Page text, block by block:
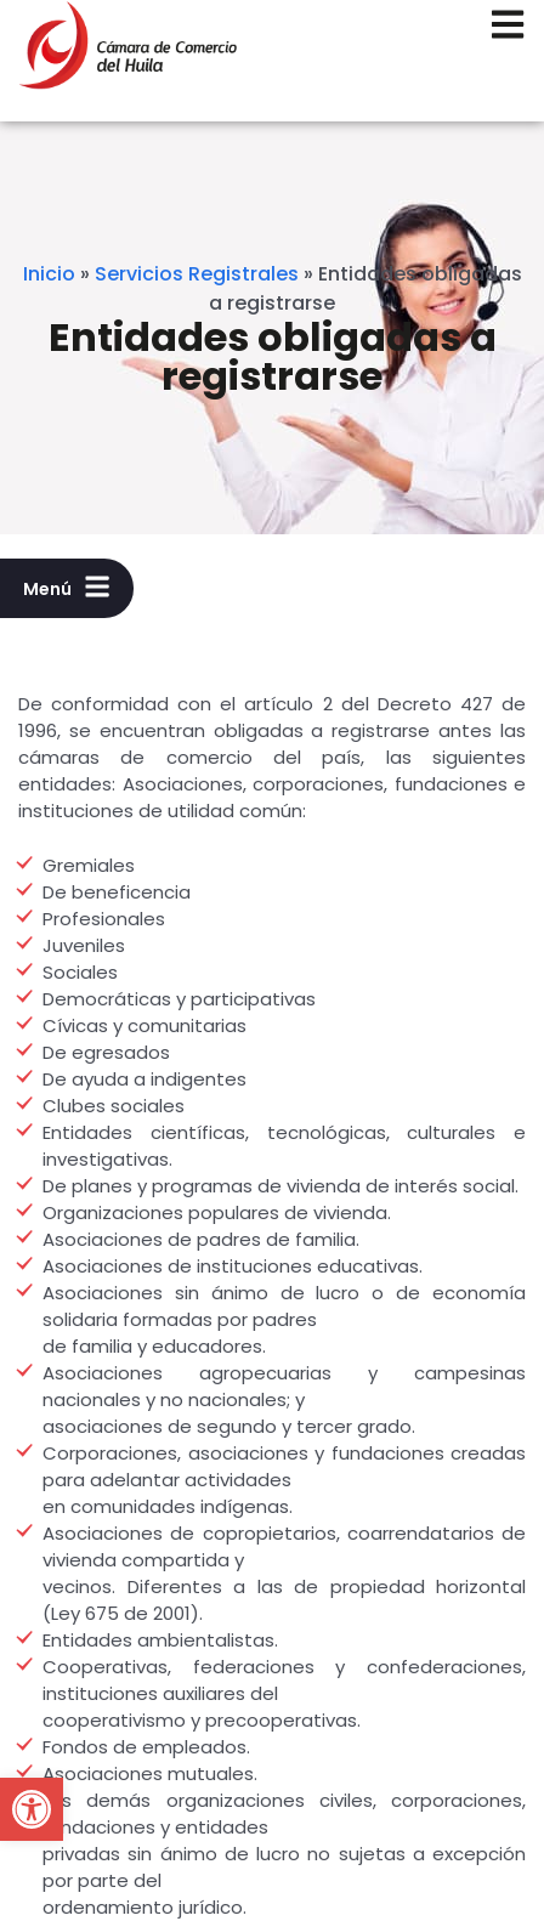
Open toolbar
Inicio » Servicios Registrales » Entidades obligadas
a registrarse
Entidades obligadas a
registrarse
Menú
De conformidad con el artículo 2 del Decreto 427 de
1996, se encuentran obligadas a registrarse antes las
cámaras de comercio del país, las siguientes
entidades: Asociaciones, corporaciones, fundaciones e
instituciones de utilidad común:
Gremiales
De beneficencia
Profesionales
Juveniles
Sociales
Democráticas y participativas
Cívicas y comunitarias
De egresados
De ayuda a indigentes
Clubes sociales
Entidades científicas, tecnológicas, culturales e
investigativas.
De planes y programas de vivienda de interés social.
Organizaciones populares de vivienda.
Asociaciones de padres de familia.
Asociaciones de instituciones educativas.
Asociaciones sin ánimo de lucro o de economía
solidaria formadas por padres
de familia y educadores.
Asociaciones agropecuarias y campesinas
nacionales y no nacionales; y
asociaciones de segundo y tercer grado.
Corporaciones, asociaciones y fundaciones creadas
para adelantar actividades
en comunidades indígenas.
Asociaciones de copropietarios, coarrendatarios de
vivienda compartida y
vecinos. Diferentes a las de propiedad horizontal
(Ley 675 de 2001).
Entidades ambientalistas.
Cooperativas, federaciones y confederaciones,
instituciones auxiliares del
cooperativismo y precooperativas.
Fondos de empleados.
Asociaciones mutuales.
Las demás organizaciones civiles, corporaciones,
fundaciones y entidades
privadas sin ánimo de lucro no sujetas a excepción
por parte del
ordenamiento jurídico.